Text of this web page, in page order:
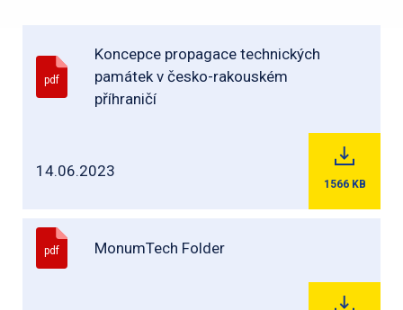
pdf
Koncepce propagace technických
památek v česko-rakouském
příhraničí
14.06.2023
1566 KB
pdf MonumTech Folder